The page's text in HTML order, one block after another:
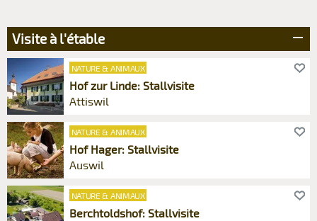
Visite à l'étable
NATURE & ANIMAUX
Hof zur Linde: Stallvisite
Attiswil
NATURE & ANIMAUX
Hof Hager: Stallvisite
Auswil
NATURE & ANIMAUX
Berchtoldshof: Stallvisite